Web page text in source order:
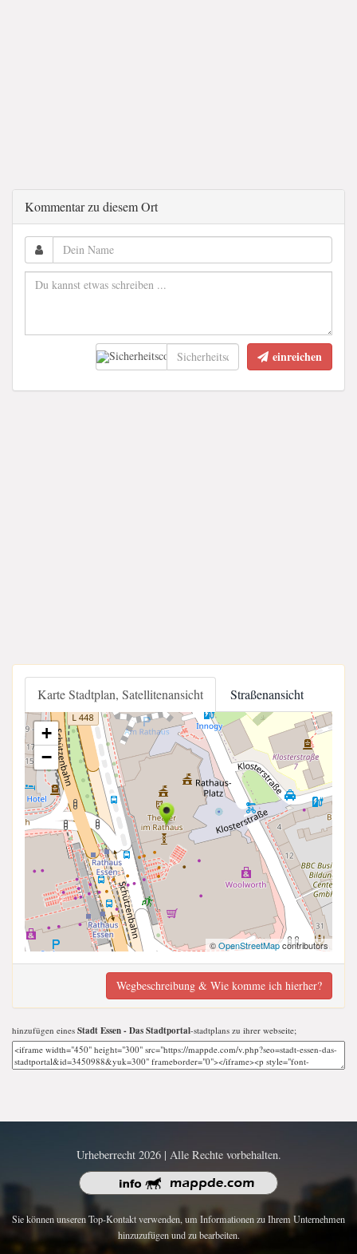
Kommentar zu diesem Ort
einreichen
Karte Stadtplan, Satellitenansicht Straßenansicht
+
−
©OpenStreetMapcontributors
Wegbeschreibung & Wie komme ich hierher?
hinzufügen eines Stadt Essen - Das Stadtportal-stadtplans zu ihrer webseite;
Urheberrecht 2026 | Alle Rechte vorbehalten.
Sie können unseren Top-Kontakt verwenden, um Informationen zu Ihrem Unternehmen
hinzuzufügen und zu bearbeiten.